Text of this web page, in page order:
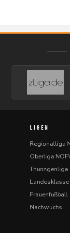
LIGEN
Regionalliga
Oberliga
Thüringenliga
Landesklasse
Frauenfußball
Nachwuchs